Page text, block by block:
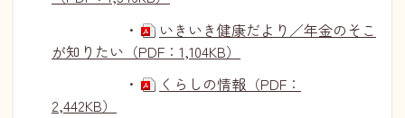
・
いきいき健康だより／年金のそこ
が知りたい（PDF：1,104KB）
・
くらしの情報（PDF：
2,442KB）